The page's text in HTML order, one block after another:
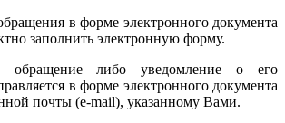
в форме электронного документа
заполнить электронную форму.
либо уведомление о его
в форме электронного документа
почты (e-mail), указанному Вами.